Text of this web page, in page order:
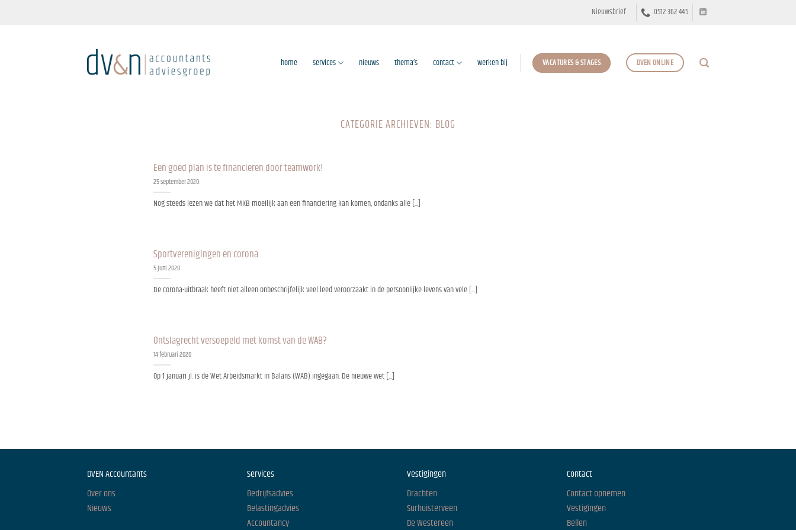
Nieuwsbrief 0512 362 445
home services nieuws thema’s contact werken bij VACATURES & STAGES DVEN ONLINE
CATEGORIE ARCHIEVEN: BLOG
Een goed plan is te financieren door teamwork!
25 september 2020
Nog steeds lezen we dat het MKB moeilijk aan een financiering kan komen, ondanks alle [...]
Sportverenigingen en corona
5 juni 2020
De corona-uitbraak heeft niet alleen onbeschrijfelijk veel leed veroorzaakt in de persoonlijke levens van vele [...]
Ontslagrecht versoepeld met komst van de WAB?
14 februari 2020
Op 1 januari jl. is de Wet Arbeidsmarkt in Balans (WAB) ingegaan. De nieuwe wet [...]
DVEN Accountants
Over ons
Nieuws
Services
Bedrijfsadvies
Belastingadvies
Accountancy
Vestigingen
Drachten
Surhuisterveen
De Westereen
Contact
Contact opnemen
Vestigingen
Bellen